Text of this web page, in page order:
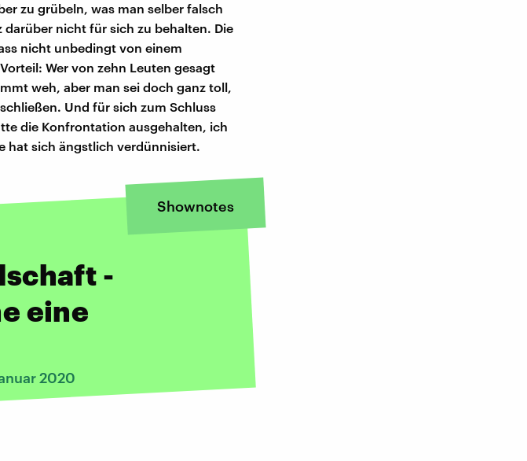
zu grübeln, was man selber falsch
nicht für sich zu behalten. Die
nicht unbedingt von einem
Wer von zehn Leuten gesagt
weh, aber man sei doch ganz toll,
Und für sich zum Schluss
die Konfrontation ausgehalten, ich
hat sich ängstlich verdünnisiert.
Shownotes
-
eine
2020